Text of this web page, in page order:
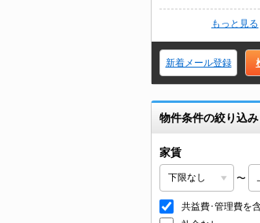
もっと見る
新着メール登録
物件条件の絞り込み
家賃
〜
共益費･管理費を